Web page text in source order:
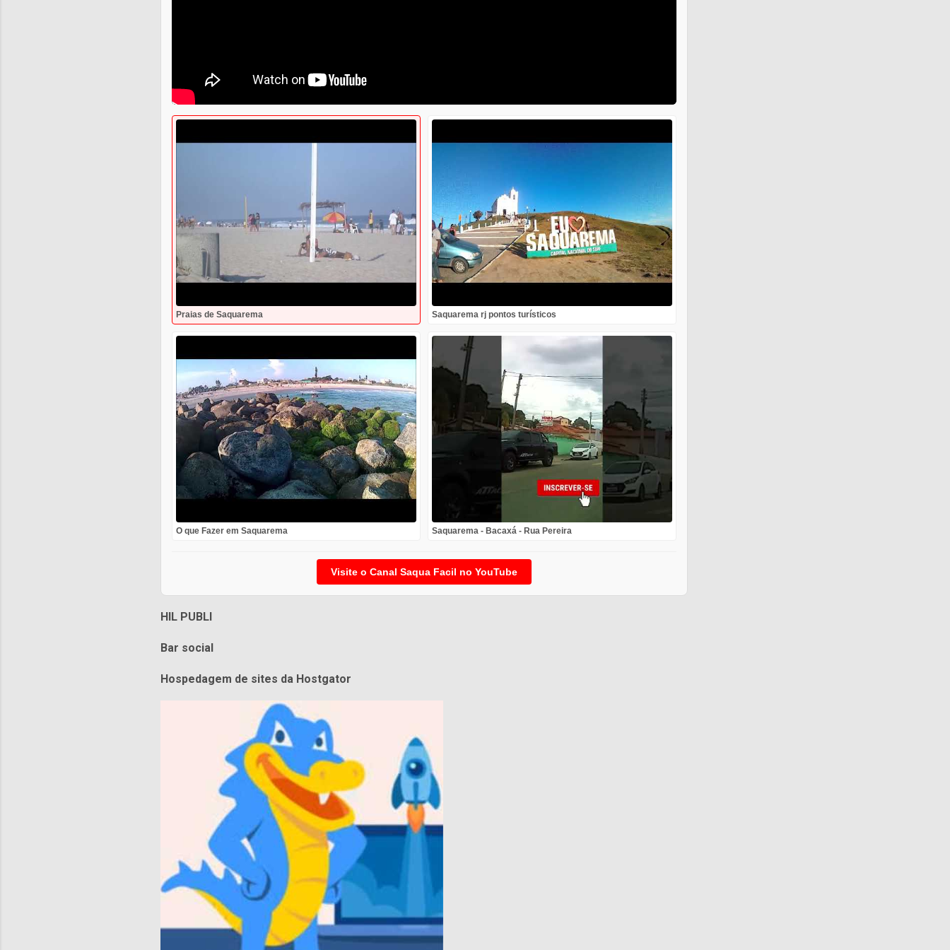
Praias de Saquarema Saquarema rj pontos turísticos
O que Fazer em Saquarema Saquarema - Bacaxá - Rua Pereira
Visite o Canal Saqua Facil no YouTube
HIL PUBLI
Bar social
Hospedagem de sites da Hostgator